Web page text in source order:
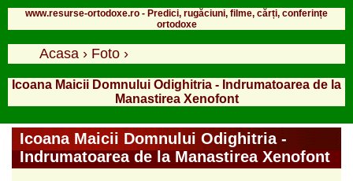
www.resurse-ortodoxe.ro - Predici, rugăciuni, filme, cărți, conferințe
ortodoxe
Acasa › Foto ›
Icoana Maicii Domnului Odighitria - Indrumatoarea de la
Manastirea Xenofont
Icoana Maicii Domnului Odighitria -
Indrumatoarea de la Manastirea Xenofont